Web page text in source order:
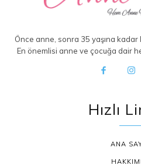
Önce anne, sonra 35 yaşına kadar
En önemlisi anne ve çocuğa dair
Hızlı
ANA